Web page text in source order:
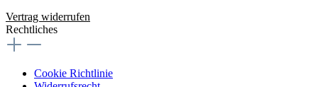
Vertrag widerrufen
Rechtliches
Cookie Richtlinie